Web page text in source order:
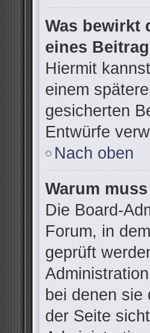
Was bewirkt
eines
Hiermit
einem
gesicherten
Entwürfe
Nach oben
Warum
Die Board-
Forum, in
geprüft
bei denen
der Seite